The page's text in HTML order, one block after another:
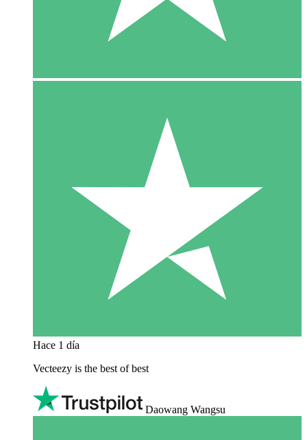
Hace 1 día
Vecteezy is the best of best
Daowang Wangsu